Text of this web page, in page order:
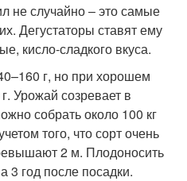
не случайно – это самые
Дегустаторы ставят ему
кисло-сладкого вкуса.
г, но при хорошем
Урожай созревает в
собрать около 100 кг
того, что сорт очень
2 м. Плодоносить
3 год после посадки.